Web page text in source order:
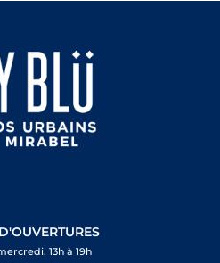
13h à 19h